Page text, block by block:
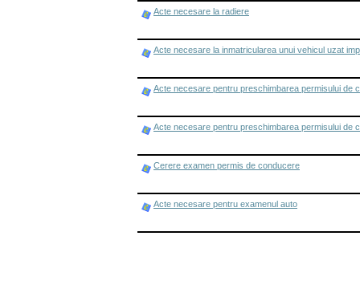
Acte necesare la radiere
Acte necesare la inmatricularea unui vehicul uzat
Acte necesare pentru preschimbarea permisului de
Acte necesare pentru preschimbarea permisului de
Cerere examen permis de conducere
Acte necesare pentru examenul auto